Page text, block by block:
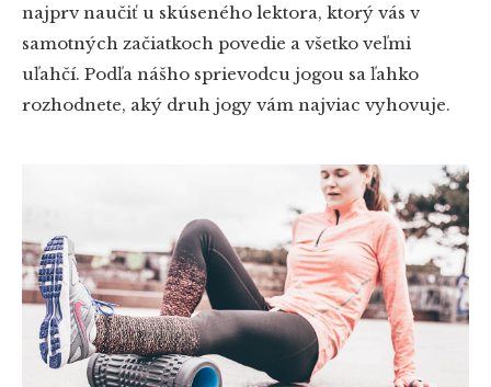
najprv naučiť u skúseného lektora, ktorý vás v
samotných začiatkoch povedie a všetko veľmi
uľahčí. Podľa nášho sprievodcu jogou sa ľahko
rozhodnete, aký druh jogy vám najviac vyhovuje.